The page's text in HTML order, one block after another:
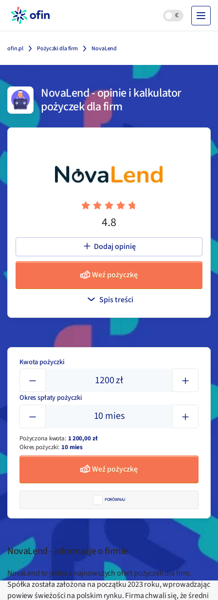
ofin.pl Pożyczki dla firm NovaLend
NovaLend-opinie i kalkulator
pożyczek dla firm
4.8
Dodaj opinię
Weź pożyczkę
Spis treści
Kwota pożyczki
1200zł
Okres spłaty pożyczki
10 mies
Pożyczona kwota: 1 200,00 zł
Okres pożyczki: 10 mies
Weź pożyczkę
PORÓWNAJ
NovaLend - informacje o firmie
NovaLend to jedna z najnowszych ofert pożyczek dla firm.
Spółka została założona na początku 2023 roku, wprowadzając
powiew świeżości na polskim rynku. Firma chwali się, że średni